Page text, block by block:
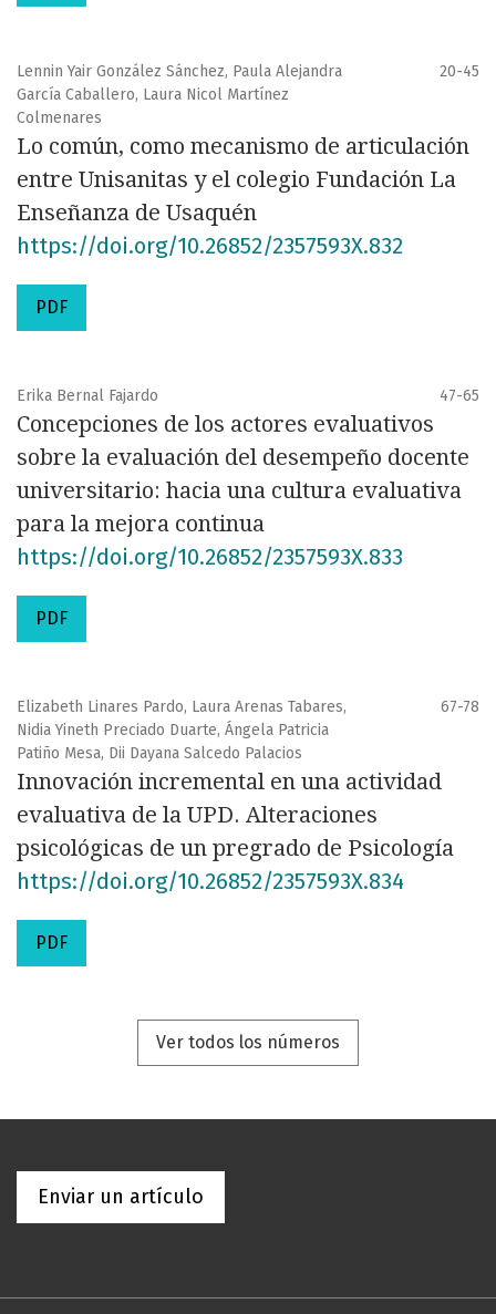
Lennin Yair González Sánchez, Paula Alejandra
García Caballero, Laura Nicol Martínez
Colmenares
20-45
Lo común, como mecanismo de articulación
entre Unisanitas y el colegio Fundación La
Enseñanza de Usaquén
https://doi.org/10.26852/2357593X.832
PDF
Erika Bernal Fajardo 47-65
Concepciones de los actores evaluativos
sobre la evaluación del desempeño docente
universitario: hacia una cultura evaluativa
para la mejora continua
https://doi.org/10.26852/2357593X.833
PDF
Elizabeth Linares Pardo, Laura Arenas Tabares,
Nidia Yineth Preciado Duarte, Ángela Patricia
Patiño Mesa, Dii Dayana Salcedo Palacios
67-78
Innovación incremental en una actividad
evaluativa de la UPD. Alteraciones
psicológicas de un pregrado de Psicología
https://doi.org/10.26852/2357593X.834
PDF
Ver todos los números
Enviar un artículo